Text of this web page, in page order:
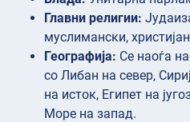
Главни религии:
муслимански,
Географија: Се наоѓа
со Либан на север,
на исток, Египет на
Море на запад.